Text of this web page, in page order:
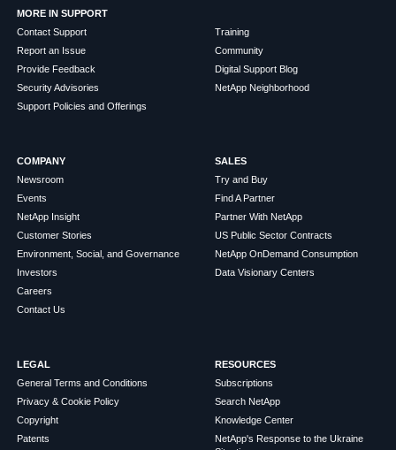
MORE IN SUPPORT
Contact Support
Report an Issue
Provide Feedback
Security Advisories
Support Policies and Offerings
Training
Community
Digital Support Blog
NetApp Neighborhood
COMPANY
Newsroom
Events
NetApp Insight
Customer Stories
Environment, Social, and Governance
Investors
Careers
Contact Us
SALES
Try and Buy
Find A Partner
Partner With NetApp
US Public Sector Contracts
NetApp OnDemand Consumption
Data Visionary Centers
LEGAL
General Terms and Conditions
Privacy & Cookie Policy
Copyright
Patents
RESOURCES
Subscriptions
Search NetApp
Knowledge Center
NetApp's Response to the Ukraine